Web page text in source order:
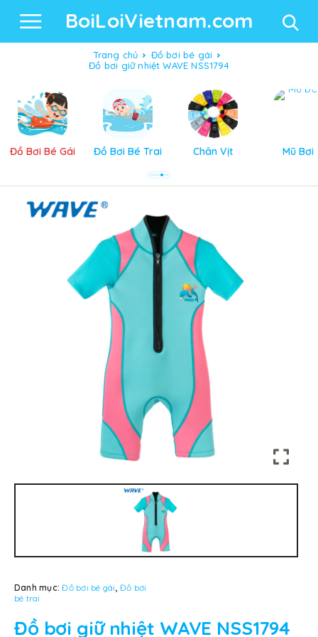
BoiLoiVietnam.com
Trang chủ
Đồ bơi bé gái
Đồ bơi giữ nhiệt WAVE NSS1794
Đồ Bơi Bé Gái Đồ Bơi Bé Trai Chân Vịt Mũ Bơi
Danh mục:Đồ bơi bé gái, Đồ bơi
bé trai
Đồ bơi giữ nhiệt WAVE NSS1794